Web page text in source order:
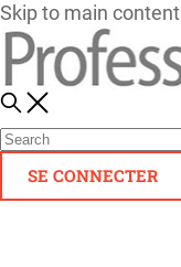
Skip to main content
SE CONNECTER